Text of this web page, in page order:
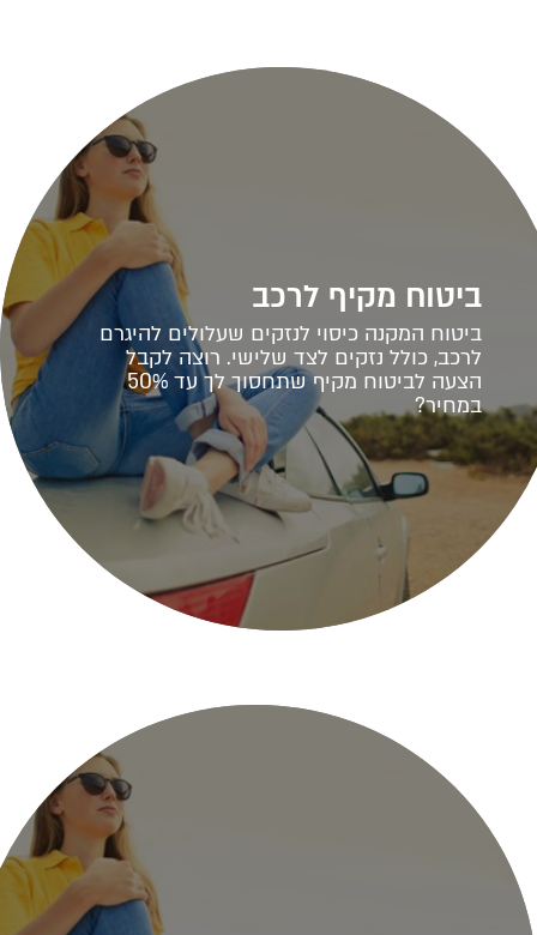
ביטוח מקיף לרכב
ביטוח המקנה כיסוי לנזקים שעלולים להיגרם
לרכב, כולל נזקים לצד שלישי. רוצה לקבל
הצעה לביטוח מקיף שתחסוך לך עד 50%
במחיר?